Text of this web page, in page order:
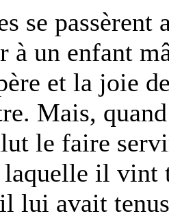
se
à un enfant
et la joie
Mais,
le faire
il vint
lui avait